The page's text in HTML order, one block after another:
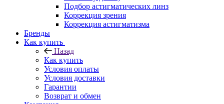
Подбор астигматических линз
Коррекция зрения
Коррекция астигматизма
Бренды
Как купить
Назад
Как купить
Условия оплаты
Условия доставки
Гарантии
Возврат и обмен